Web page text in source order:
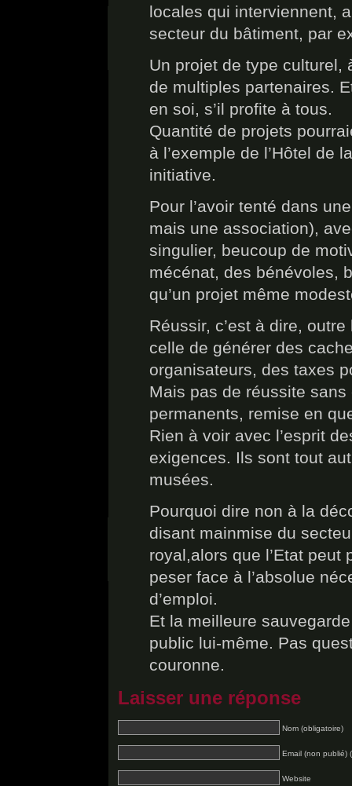
locales qui interviennent,
secteur du bâtiment, par
Un projet de type culturel,
de multiples partenaires.
en soi, s’il profite à tous.
Quantité de projets
à l’exemple de l’Hôtel de
initiative.
Pour l’avoir tenté dans
mais une association),
singulier, beucoup de
mécénat, des bénévoles,
qu’un projet même
Réussir, c’est à dire,
celle de générer des
organisateurs, des taxes
Mais pas de réussite
permanents, remise en
Rien à voir avec l’esprit
exigences. Ils sont tout
musées.
Pourquoi dire non à la
disant mainmise du
royal,alors que l’Etat
peser face à l’absolue
d’emploi.
Et la meilleure
public lui-même. Pas
couronne.
Laisser une réponse
Nom (obligatoire)
Email (non publié)
Website